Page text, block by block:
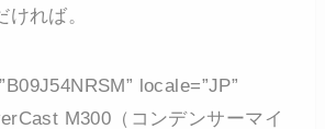
れば。
locale=”JP”
M300（コンデンサーマイ